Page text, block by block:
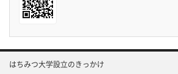
はちみつ大学設立のきっかけ